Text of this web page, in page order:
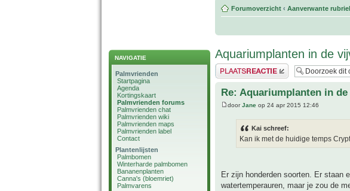
NAVIGATIE
Palmvrienden
Startpagina
Agenda
Kortingskaart
Palmvrienden forums
Palmvrienden chat
Palmvrienden wiki
Palmvrienden maps
Palmvrienden label
Contact
Plantenlijsten
Palmbomen
Winterharde palmbomen
Bananenplanten
Canna's (bloemriet)
Palmvarens
Forumoverzicht ‹ Aanverwante
Aquariumplanten in de
Plaats een reactie
Re: Aquariumplanten in
doorJane op 24 apr 2015 12:46
Kai schreef:
Kan ik met de huidige temps
Er zijn honderden soorten. Er staan
watertemperauren, maar je zou de